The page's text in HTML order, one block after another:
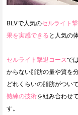
BLVで人気のセルライト
果を実感できる と人気の
セルライト撃退コースで
からない脂肪の量や質を
どれくらいの脂肪がつい
熟練の技術を組み合わせ
す。